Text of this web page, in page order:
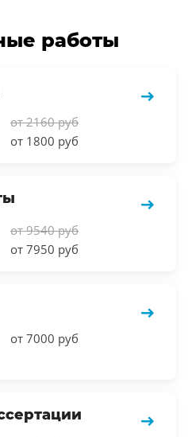
работы
от 2160 руб
от 1800 руб
от 9540 руб
от 7950 руб
от 7000 руб